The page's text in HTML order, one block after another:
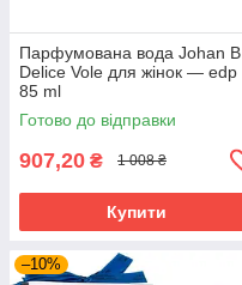
Парфумована вода Johan B
Delice Vole для жінок — edp
85 ml
Готово до відправки
907,20 ₴ 1 008 ₴
Купити
–10%